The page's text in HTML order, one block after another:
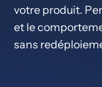
votre produit.
et le
sans